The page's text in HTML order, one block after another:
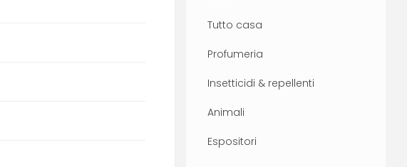
Tutto casa
Profumeria
Insetticidi & repellenti
Animali
Espositori